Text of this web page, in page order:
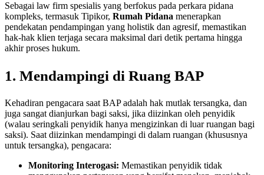
Sebagai law firm spesialis yang berfokus pada perkara pidana
kompleks, termasuk Tipikor, Rumah Pidana menerapkan
pendekatan pendampingan yang holistik dan agresif, memastikan
hak-hak klien terjaga secara maksimal dari detik pertama hingga
akhir proses hukum.
1. Mendampingi di Ruang BAP
Kehadiran pengacara saat BAP adalah hak mutlak tersangka, dan
juga sangat dianjurkan bagi saksi, jika diizinkan oleh penyidik
(walau seringkali penyidik hanya mengizinkan di luar ruangan bagi
saksi). Saat diizinkan mendampingi di dalam ruangan (khususnya
untuk tersangka), pengacara:
Monitoring Interogasi: Memastikan penyidik tidak